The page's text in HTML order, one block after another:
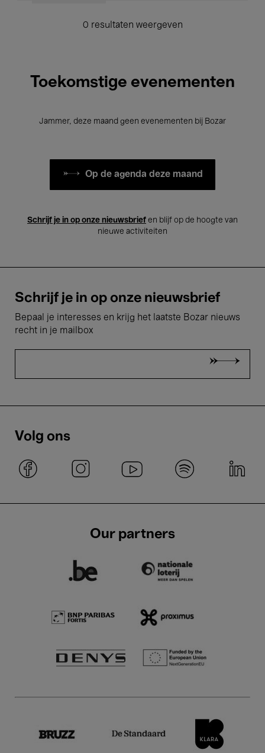
0 resultaten weergeven
Toekomstige evenementen
Jammer, deze maand geen evenementen bij Bozar
Op de agenda deze maand
Schrijf je in op onze nieuwsbrief en blijf op de hoogte van
nieuwe activiteiten
Schrijf je in op onze nieuwsbrief
Bepaal je interesses en krijg het laatste Bozar nieuws
recht in je mailbox
Volg ons
Our partners